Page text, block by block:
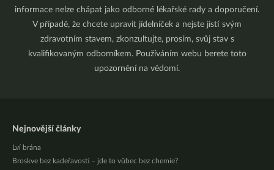
informace nelze chápat jako odborné lékařské rady a doporučení.
V případě, že chcete upravit jídelníček a nejste jistí svým
zdravotním stavem, zkonzultujte, prosím, svůj stav s
kvalifikovaným odborníkem. Používáním webu berete toto
upozornění na vědomí.
Nejnovější články
Lví brána
Broskve bez kadeřavosti – jde to vůbec bez chemie?